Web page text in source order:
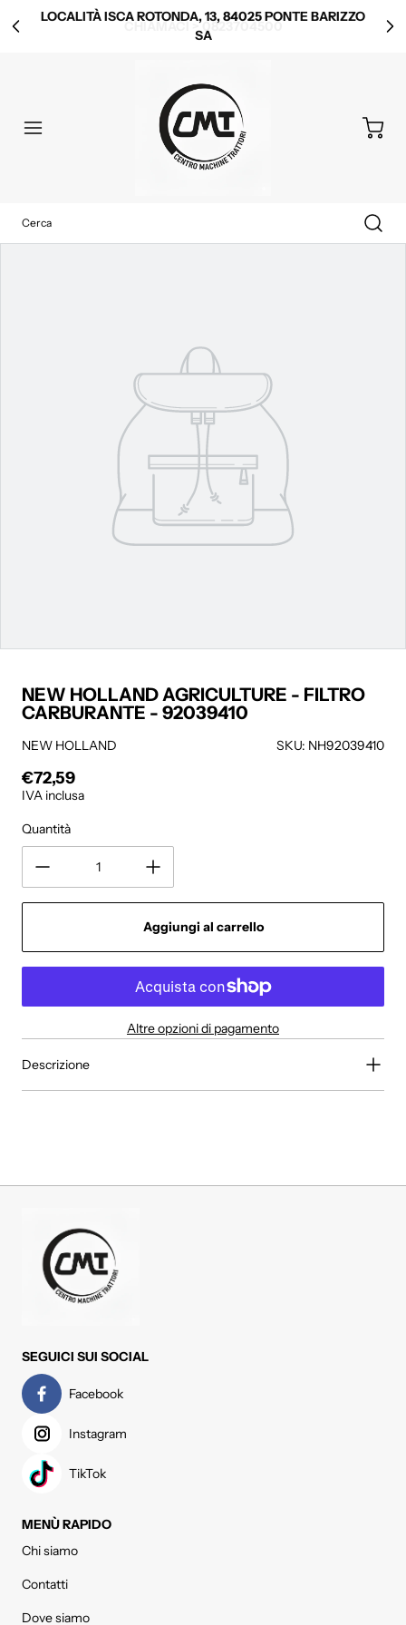
LOCALITÀ ISCA ROTONDA, 13, 84025 PONTE BARIZZO
SA
NEW HOLLAND AGRICULTURE - FILTRO
CARBURANTE - 92039410
NEW HOLLAND
SKU: NH92039410
Prezzo regolare
€72,59
IVA inclusa
Quantità
Aggiungi al carrello
Altre opzioni di pagamento
Descrizione
SEGUICI SUI SOCIAL
Facebook
Instagram
TikTok
MENÙ RAPIDO
Chi siamo
Contatti
Dove siamo